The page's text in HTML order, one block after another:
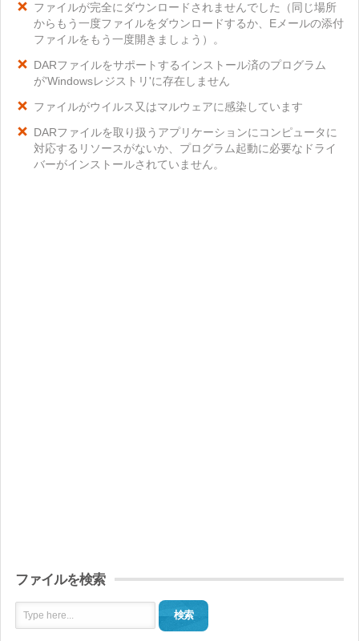
ファイルが完全にダウンロードされませんでした（同じ場所
からもう一度ファイルをダウンロードするか、Eメールの添付
ファイルをもう一度開きましょう）。
DARファイルをサポートするインストール済のプログラム
が'Windowsレジストリ'に存在しません
ファイルがウイルス又はマルウェアに感染しています
DARファイルを取り扱うアプリケーションにコンピュータに
対応するリソースがないか、プログラム起動に必要なドライ
バーがインストールされていません。
ファイルを検索
検索